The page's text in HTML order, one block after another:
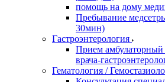
помощь на дому
Пребывание
30мин)
Гастроэнтерология
Прием амбулаторный
врача-
Гематология /